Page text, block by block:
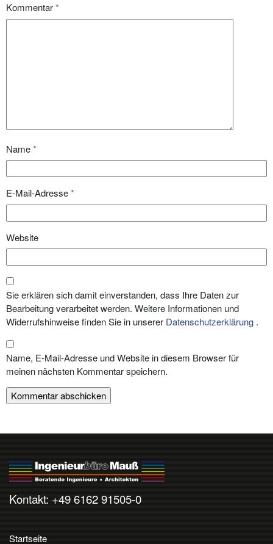
Kommentar*
Name*
E-Mail-Adresse*
Website
Sie erklären sich damit einverstanden, dass Ihre Daten zur
Bearbeitung verarbeitet werden. Weitere Informationen und
Widerrufshinweise finden Sie in unserer Datenschutzerklärung .
Name, E-Mail-Adresse und Website in diesem Browser für
meinen nächsten Kommentar speichern.
Kontakt: +49 6162 91505-0
Startseite